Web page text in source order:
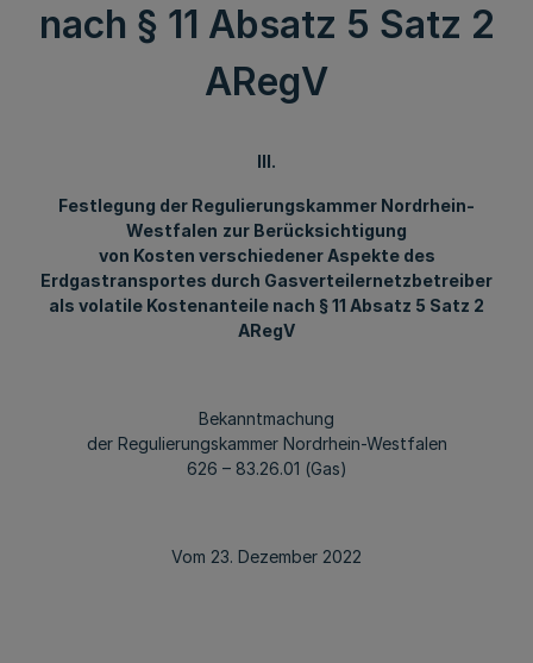
nach § 11 Absatz 5 Satz 2
ARegV
III.
Festlegung der Regulierungskammer Nordrhein-
Westfalen zur Berücksichtigung
von Kosten verschiedener Aspekte des
Erdgastransportes durch Gasverteilernetzbetreiber
als volatile Kostenanteile nach § 11 Absatz 5 Satz 2
ARegV
Bekanntmachung
der Regulierungskammer Nordrhein-Westfalen
626 – 83.26.01 (Gas)
Vom 23. Dezember 2022